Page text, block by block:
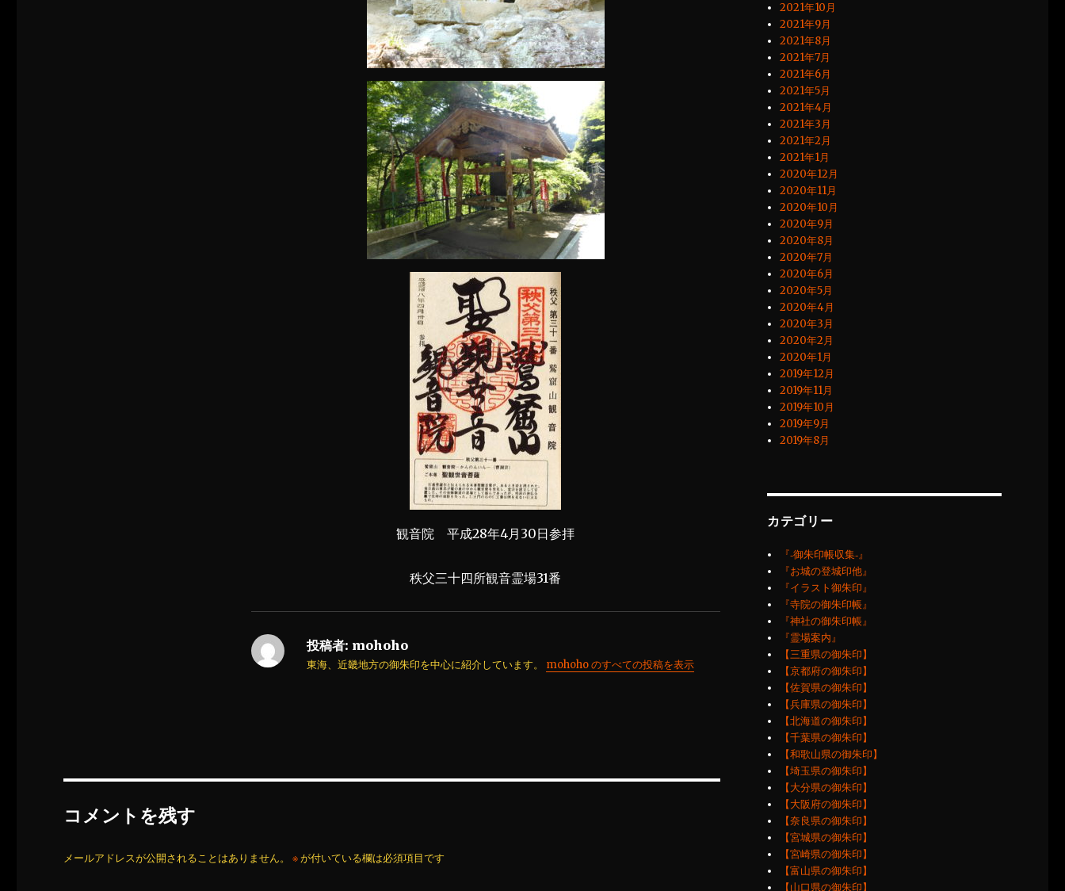
観音院 平成28年4月30日参拝
秩父三十四所観音霊場31番
投稿者: mohoho
東海、近畿地方の御朱印を中心に紹介しています。 mohoho のすべての投稿を表示
コメントを残す
メールアドレスが公開されることはありません。 ※が付いている欄は必須項目です
2021年10月
2021年9月
2021年8月
2021年7月
2021年6月
2021年5月
2021年4月
2021年3月
2021年2月
2021年1月
2020年12月
2020年11月
2020年10月
2020年9月
2020年8月
2020年7月
2020年6月
2020年5月
2020年4月
2020年3月
2020年2月
2020年1月
2019年12月
2019年11月
2019年10月
2019年9月
2019年8月
カテゴリー
『‐御朱印帳収集‐』
『お城の登城印他』
『イラスト御朱印』
『寺院の御朱印帳』
『神社の御朱印帳』
『霊場案内』
【三重県の御朱印】
【京都府の御朱印】
【佐賀県の御朱印】
【兵庫県の御朱印】
【北海道の御朱印】
【千葉県の御朱印】
【和歌山県の御朱印】
【埼玉県の御朱印】
【大分県の御朱印】
【大阪府の御朱印】
【奈良県の御朱印】
【宮城県の御朱印】
【宮崎県の御朱印】
【富山県の御朱印】
【山口県の御朱印】